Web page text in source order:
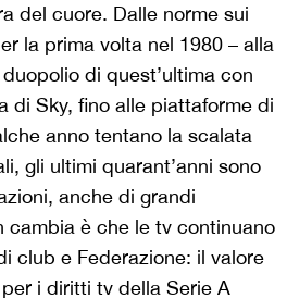
del cuore. Dalle norme sui
la prima volta nel 1980 – alla
di quest’ultima con
di Sky, fino alle piattaforme di
anno tentano la scalata
gli ultimi quarant’anni sono
anche di grandi
cambia è che le tv continuano
club e Federazione: il valore
i diritti tv della Serie A